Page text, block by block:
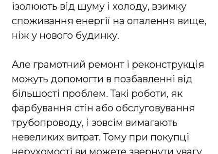
ізолюють від шуму і холоду, взимку
споживання енергії на опалення вище,
ніж у нового будинку.
Але грамотний ремонт і реконструкція
можуть допомогти в позбавленні від
більшості проблем. Такі роботи, як
фарбування стін або обслуговування
трубопроводу, і зовсім вимагають
невеликих витрат. Тому при покупці
нерухомості ви можете звернути увагу